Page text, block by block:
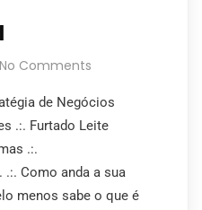
No Comments
de Negócios
.:. Furtado Leite
.:.
Como anda a sua
menos sabe o que é